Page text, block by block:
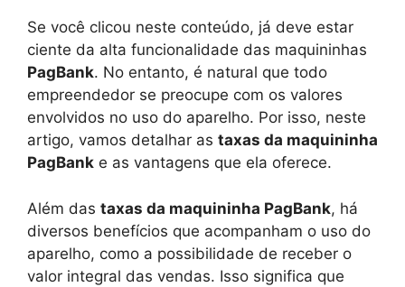
Se você clicou neste conteúdo, já deve estar
ciente da alta funcionalidade das maquininhas
PagBank. No entanto, é natural que todo
empreendedor se preocupe com os valores
envolvidos no uso do aparelho. Por isso, neste
artigo, vamos detalhar as taxas da maquininha
PagBank e as vantagens que ela oferece.
Além das taxas da maquininha PagBank, há
diversos benefícios que acompanham o uso do
aparelho, como a possibilidade de receber o
valor integral das vendas. Isso significa que